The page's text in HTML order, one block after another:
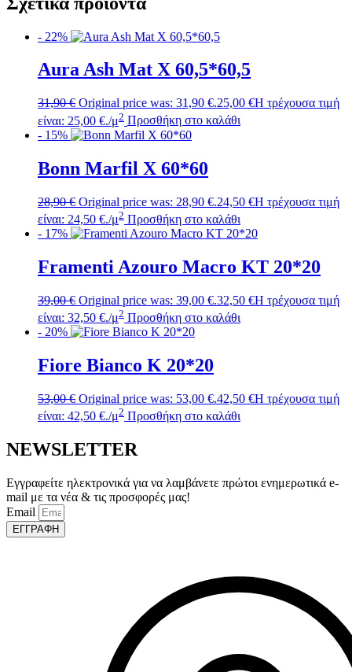
- 22%
Aura Ash Mat X 60,5*60,5
31,90€ Original price was: 31,90 €.25,00 €Η τρέχουσα τιμή
είναι: 25,00 €./μ2 Προσθήκη στο καλάθι
- 15%
Bonn Marfil X 60*60
28,90€ Original price was: 28,90 €.24,50 €Η τρέχουσα τιμή
είναι: 24,50 €./μ2 Προσθήκη στο καλάθι
- 17%
Framenti Azouro Macro ΚT 20*20
39,00€ Original price was: 39,00 €.32,50 €Η τρέχουσα τιμή
είναι: 32,50 €./μ2 Προσθήκη στο καλάθι
- 20%
Fiore Bianco Κ 20*20
53,00€ Original price was: 53,00 €.42,50 €Η τρέχουσα τιμή
είναι: 42,50 €./μ2 Προσθήκη στο καλάθι
NEWSLETTER
Εγγραφείτε ηλεκτρονικά για να λαμβάνετε πρώτοι ενημερωτικά e-
mail με τα νέα & τις προσφορές μας!
Email
ΕΓΓΡΑΦΗ